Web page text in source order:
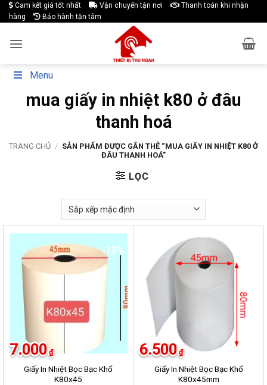
Skip
to
Cam kết giá tốt nhất Vận chuyển tận nơi
Thanh toán khi nhận
hàng
Bảo hành tận tâm
Menu
mua giấy in nhiệt k80 ở đâu
thanh hoá
TRANG CHỦ / SẢN PHẨM ĐƯỢC GẮN THẺ “MUA GIẤY IN NHIỆT K80 Ở
ĐÂU THANH HOÁ”
LỌC
-13%
Giấy In Nhiệt Bọc Bạc Khổ
K80x45
7.000 ₫
-17%
Giấy In Nhiệt Bọc Bạc Khổ
K80x45mm
6.500 ₫